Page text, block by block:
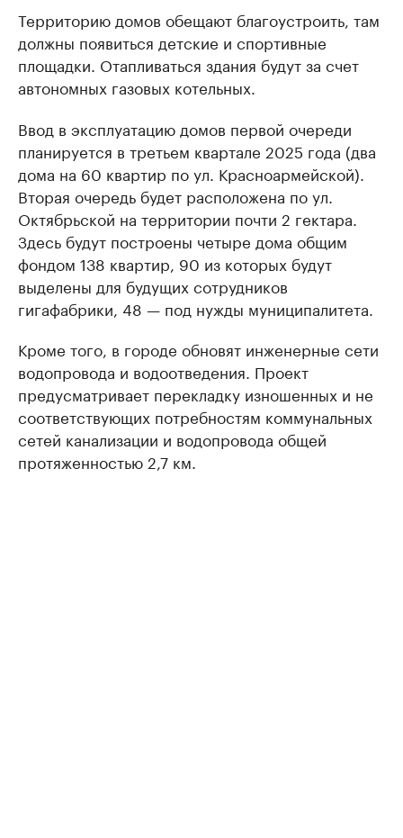
Территорию домов обещают благоустроить, там
должны появиться детские и спортивные
площадки. Отапливаться здания будут за счет
автономных газовых котельных.
Ввод в эксплуатацию домов первой очереди
планируется в третьем квартале 2025 года (два
дома на 60 квартир по ул. Красноармейской).
Вторая очередь будет расположена по ул.
Октябрьской на территории почти 2 гектара.
Здесь будут построены четыре дома общим
фондом 138 квартир, 90 из которых будут
выделены для будущих сотрудников
гигафабрики, 48 — под нужды муниципалитета.
Кроме того, в городе обновят инженерные сети
водопровода и водоотведения. Проект
предусматривает перекладку изношенных и не
соответствующих потребностям коммунальных
сетей канализации и водопровода общей
протяженностью 2,7 км.